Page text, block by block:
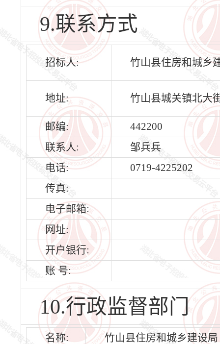
9.联系方式
招标人: 竹山县住房和城乡
地址: 竹山县城关镇北大
邮编:
442200
联系人:
邹兵兵
电话:
0719-4225202
传真:
电子邮箱:
网址:
开户银行:
账 号:
10.行政监督部门
名称:
竹山县住房和城乡建设局